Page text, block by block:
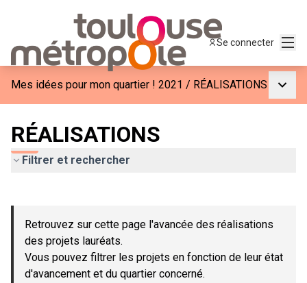
Se connecter
Mes idées pour mon quartier ! 2021 / RÉALISATIONS
RÉALISATIONS
Filtrer et rechercher
−
Retrouvez sur cette page l'avancée des réalisations
des projets lauréats.
Vous pouvez filtrer les projets en fonction de leur état
d'avancement et du quartier concerné.